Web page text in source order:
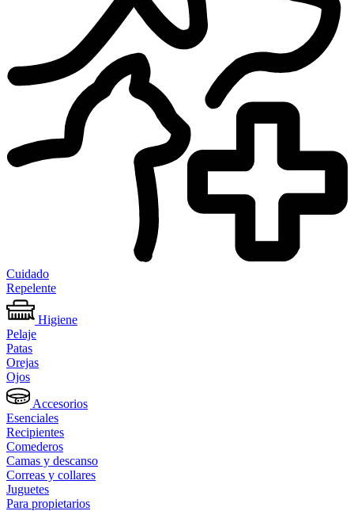
Cuidado
Repelente
Higiene
Pelaje
Patas
Orejas
Ojos
Accesorios
Esenciales
Recipientes
Comederos
Camas y descanso
Correas y collares
Juguetes
Para propietarios